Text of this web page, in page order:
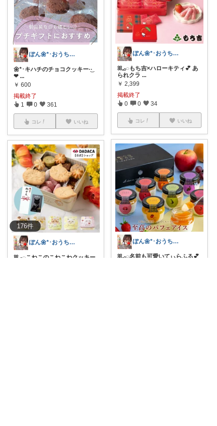
176件
ぽん🌼*･おうちカフェꕤ︎︎·͜·☕
🌼*･キハチのチョコクッキー‪·͜·
❤︎ ...
￥ 600
掲載終了
1 0 361
コレ いいね
ぽん🌼*･おうちカフェꕤ︎︎·͜·☕
ꕤ𓈒𓂂◌こねこのこねこねクッキー
ぽん🌼*･おうちカフェꕤ︎︎·͜·☕
ꕤ𓈒𓂂◌もち吉×ハローキティ💕 あ
られクラ ...
￥ 2,399
掲載終了
0 0 34
コレ いいね
ぽん🌼*･おうちカフェꕤ︎︎·͜·☕
ꕤ𓈒𓂂◌名前も可愛いてぃらふる💕‪